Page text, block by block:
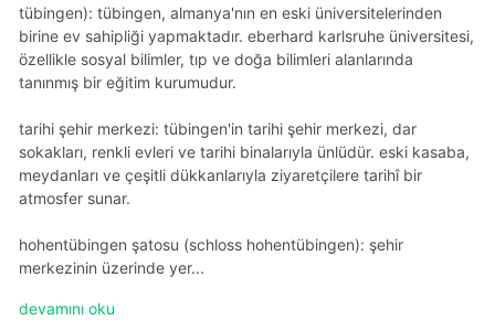
tübingen): tübingen, almanya'nın en eski üniversitelerinden
birine ev sahipliği yapmaktadır. eberhard karlsruhe üniversitesi,
özellikle sosyal bilimler, tıp ve doğa bilimleri alanlarında
tanınmış bir eğitim kurumudur.
tarihi şehir merkezi: tübingen'in tarihi şehir merkezi, dar
sokakları, renkli evleri ve tarihi binalarıyla ünlüdür. eski kasaba,
meydanları ve çeşitli dükkanlarıyla ziyaretçilere tarihî bir
atmosfer sunar.
hohentübingen şatosu (schloss hohentübingen): şehir
merkezinin üzerinde yer...
devamını oku